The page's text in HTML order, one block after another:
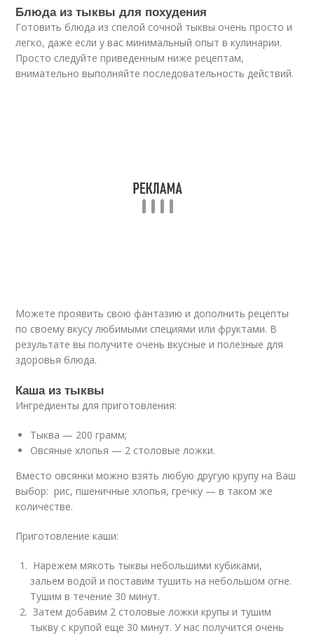
Блюда из тыквы для похудения
Готовить блюда из спелой сочной тыквы очень просто и
легко, даже если у вас минимальный опыт в кулинарии.
Просто следуйте приведенным ниже рецептам,
внимательно выполняйте последовательность действий.
Можете проявить свою фантазию и дополнить рецепты
по своему вкусу любимыми специями или фруктами. В
результате вы получите очень вкусные и полезные для
здоровья блюда.
Каша из тыквы
Ингредиенты для приготовления:
Тыква — 200 грамм;
Овсяные хлопья — 2 столовые ложки.
Вместо овсянки можно взять любую другую крупу на Ваш
выбор: рис, пшеничные хлопья, гречку — в таком же
количестве.
Приготовление каши:
Нарежем мякоть тыквы небольшими кубиками,
зальем водой и поставим тушить на небольшом огне.
Тушим в течение 30 минут.
Затем добавим 2 столовые ложки крупы и тушим
тыкву с крупой еще 30 минут. У нас получится очень